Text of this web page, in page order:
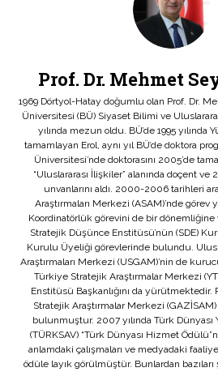
Prof. Dr. Mehmet
1969 Dörtyol-Hatay doğumlu olan Prof. Dr.
Üniversitesi (BÜ) Siyaset Bilimi ve
yılında mezun oldu. BÜ’de 1995 yılında
tamamlayan Erol, aynı yıl BÜ’de doktora
Üniversitesi’nde doktorasını 2005’de
“Uluslararası İlişkiler” alanında doçent ve
unvanlarını aldı. 2000-2006 tarihleri
Araştırmaları Merkezi (ASAM)’nde görev
Koordinatörlük görevini de bir
Stratejik Düşünce Enstitüsü’nün (SDE)
Kurulu Üyeliği görevlerinde bulundu.
Araştırmaları Merkezi (USGAM)’nin de
Türkiye Stratejik Araştırmalar Merkezi
Enstitüsü Başkanlığını da yürütmektedir.
Stratejik Araştırmalar Merkezi
bulunmuştur. 2007 yılında Türk Dünyası
(TÜRKSAV) “Türk Dünyası Hizmet
anlamdaki çalışmaları ve medyadaki
ödüle layık görülmüştür. Bunlardan